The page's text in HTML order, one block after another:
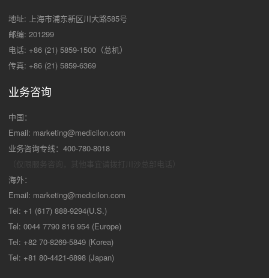
地址: 上海市浦东新区川大路585号
邮编: 201299
电话: +86 (21) 5859-1500（总机）
传真: +86 (21) 5859-6369
业务咨询
中国：
Email: marketing@medicilon.com
业务咨询专线：400-780-8018
海外：
Email: marketing@medicilon.com
Tel: +1 (617) 888-9294(U.S.)
Tel: 0044 7790 816 954 (Europe)
Tel: +82 70-8269-5849 (Korea)
Tel: +81 80-4421-6898 (Japan)